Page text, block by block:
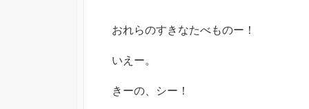
日
おれらのすきなたべものー！
いえー。
きーの、シー！